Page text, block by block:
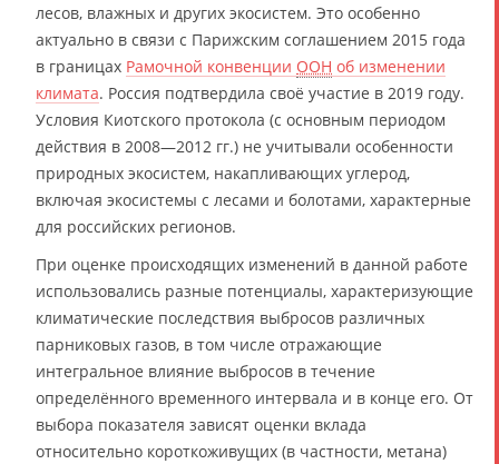
лесов, влажных и других экосистем. Это особенно
актуально в связи с Парижским соглашением 2015 года
в границах Рамочной конвенции ООН об изменении
климата. Россия подтвердила своё участие в 2019 году.
Условия Киотского протокола (с основным периодом
действия в 2008—2012 гг.) не учитывали особенности
природных экосистем, накапливающих углерод,
включая экосистемы с лесами и болотами, характерные
для российских регионов.
При оценке происходящих изменений в данной работе
использовались разные потенциалы, характеризующие
климатические последствия выбросов различных
парниковых газов, в том числе отражающие
интегральное влияние выбросов в течение
определённого временного интервала и в конце его. От
выбора показателя зависят оценки вклада
относительно короткоживущих (в частности, метана)